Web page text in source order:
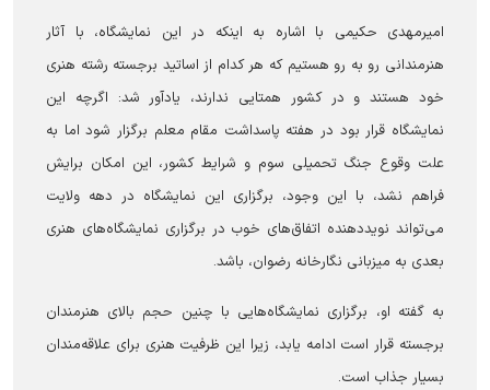
امیرمهدی حکیمی با اشاره به اینکه در این نمایشگاه، با آثار
هنرمندانی رو به رو هستیم که هر کدام از اساتید برجسته رشته هنری
خود هستند و در کشور همتایی ندارند، یادآور شد: اگرچه این
نمایشگاه قرار بود در هفته پاسداشت مقام معلم برگزار شود اما به
علت وقوع جنگ تحمیلی سوم و شرایط کشور، این امکان برایش
فراهم نشد، با این وجود، برگزاری این نمایشگاه در دهه ولایت
می‌تواند نویددهنده اتفاق‌های خوب در برگزاری نمایشگاه‌های هنری
بعدی به میزبانی نگارخانه رضوان، باشد.
به گفته او، برگزاری نمایشگاه‌هایی با چنین حجم بالای هنرمندان
برجسته قرار است ادامه یابد، زیرا این ظرفیت هنری برای علاقه‌مندان
بسیار جذاب است.